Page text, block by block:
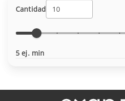
Cantidad
5 ej. min